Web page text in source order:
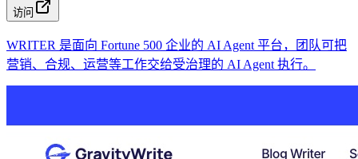
访问
WRITER 是面向 Fortune 500 企业的 AI Agent 平台，团队可把
营销、合规、运营等工作交给受治理的 AI Agent 执行。